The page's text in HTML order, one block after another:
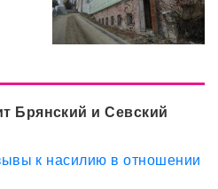
Брянский и Севский
к насилию в отношении